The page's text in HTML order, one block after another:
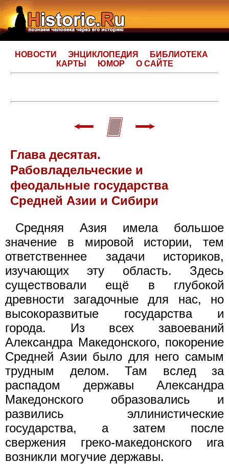
НОВОСТИ ЭНЦИКЛОПЕДИЯ
БИБЛИОТЕКА
КАРТЫ
ЮМОР О САЙТЕ
Глава десятая.
Рабовладельческие и
феодальные государства
Средней Азии и Сибири
Средняя Азия имела большое
значение в мировой истории, тем
ответственнее задачи историков,
изучающих эту область. Здесь
существовали ещё в глубокой
древности загадочные для нас, но
высокоразвитые государства и
города. Из всех завоеваний
Александра Македонского, покорение
Средней Азии было для него самым
трудным делом. Там вслед за
распадом державы Александра
Македонского образовались и
развились эллинистические
государства, а затем после
свержения греко-македонского ига
возникли могучие державы.